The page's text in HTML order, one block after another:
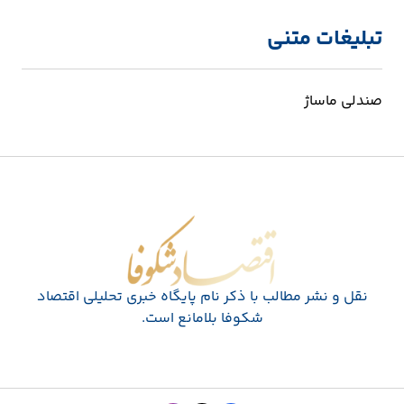
تبلیغات متنی
صندلی ماساژ
اقتصاد شکوفا
نقل و نشر مطالب با ذکر نام پايگاه خبری تحليلی اقتصاد
شکوفا بلامانع است.